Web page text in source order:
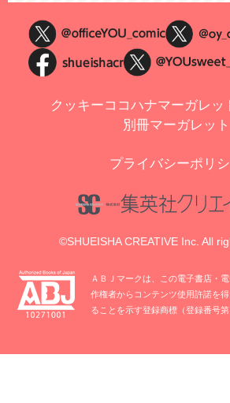
クッキーココハナマーガレッ
別冊マーガレット
プライバシーポリ
©SHUEISHA CREATIVE Inc. All
ＡＢＪマークは、この電子書店・
作権者からコンテンツ使用許諾を
ることを示す登録商標（登録番号